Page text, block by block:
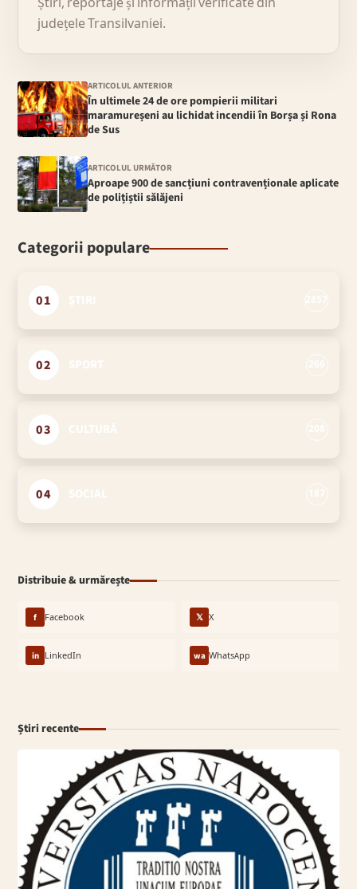
județele Transilvaniei.
ARTICOLUL ANTERIOR
În ultimele 24 de ore pompierii militari
maramureșeni au lichidat incendii în Borșa și Rona
de Sus
ARTICOLUL URMĂTOR
Aproape 900 de sancțiuni contravenționale aplicate
de polițiștii sălăjeni
Categorii populare
01
02
03
04
Distribuie & urmărește
f Facebook 𝕏 X
in LinkedIn wa WhatsApp
Știri recente